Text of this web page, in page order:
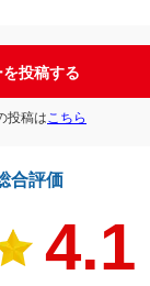
投稿する
投稿はこちら
合評価
4.1